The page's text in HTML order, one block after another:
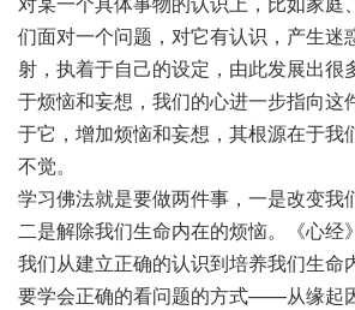
们面对一个问题，对它有认识，产生迷
射，执着于自己的设定，由此发展出很
于烦恼和妄想，我们的心进一步指向这
于它，增加烦恼和妄想，其根源在于我
不觉。
学习佛法就是要做两件事，一是改变我
二是解除我们生命内在的烦恼。《心经
我们从建立正确的认识到培养我们生命
要学会正确的看问题的方式——从缘起